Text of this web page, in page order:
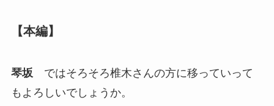
【本編】
琴坂ではそろそろ椎木さんの方に移っていって
もよろしいでしょうか。